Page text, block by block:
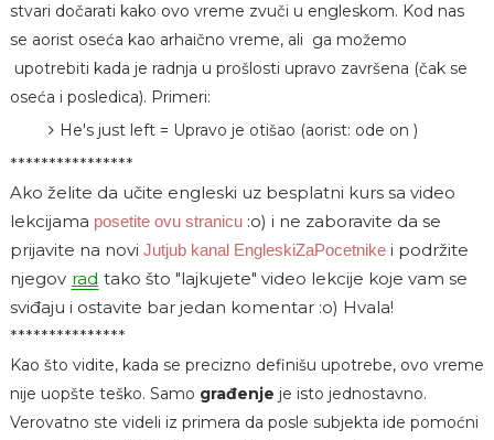
stvari dočarati kako ovo vreme zvuči u engleskom. Kod nas
se aorist oseća kao arhaično vreme, ali ga možemo
upotrebiti kada je radnja u prošlosti upravo završena (čak se
oseća i posledica). Primeri:
He's just left = Upravo je otišao (aorist: ode on )
****************
Ako želite da učite engleski uz besplatni kurs sa video
lekcijama posetite ovu stranicu:o) i ne zaboravite da se
prijavite na novi Jutjub kanal EngleskiZaPocetnikei podržite
njegov rad tako što "lajkujete" video lekcije koje vam se
sviđaju i ostavite bar jedan komentar :o) Hvala!
***************
Kao što vidite, kada se precizno definišu upotrebe, ovo vreme
nije uopšte teško. Samo građenje je isto jednostavno.
Verovatno ste videli iz primera da posle subjekta ide pomoćni